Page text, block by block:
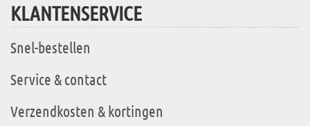
KLANTENSERVICE
Snel-bestellen
Service & contact
Verzendkosten & kortingen